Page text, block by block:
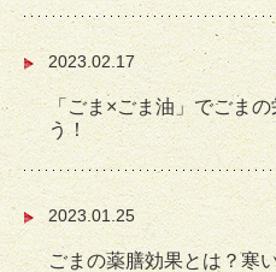
2023.02.17
「ごま×ごま油」でごま
う！
2023.01.25
ごまの薬膳効果とは？寒